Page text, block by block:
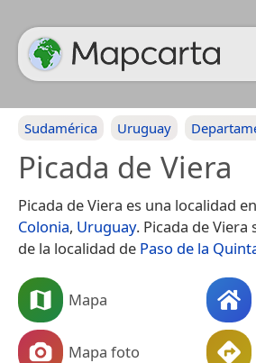
Sudamérica Uruguay
Picada de Viera
Picada de Viera es una localidad en
Colonia, Uruguay. Picada de Viera
de la localidad de Paso de la
Mapa
Mapa foto